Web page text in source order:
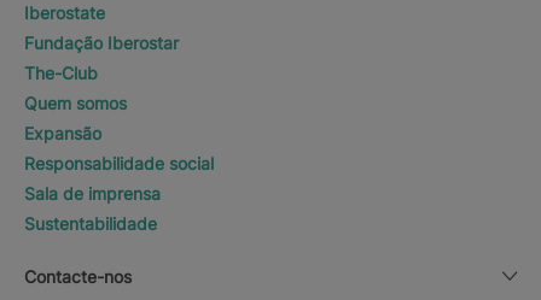
Iberostate
Fundação Iberostar
The-Club
Quem somos
Expansão
Responsabilidade social
Sala de imprensa
Sustentabilidade
Contacte-nos